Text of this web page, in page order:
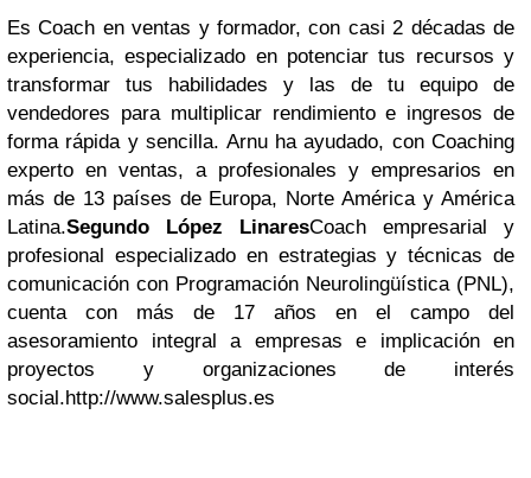
Es Coach en ventas y formador, con casi 2 décadas de
experiencia, especializado en potenciar tus recursos y
transformar tus habilidades y las de tu equipo de
vendedores para multiplicar rendimiento e ingresos de
forma rápida y sencilla. Arnu ha ayudado, con Coaching
experto en ventas, a profesionales y empresarios en
más de 13 países de Europa, Norte América y América
Latina.Segundo López LinaresCoach empresarial y
profesional especializado en estrategias y técnicas de
comunicación con Programación Neurolingüística (PNL),
cuenta con más de 17 años en el campo del
asesoramiento integral a empresas e implicación en
proyectos y organizaciones de interés
social.http://www.salesplus.es